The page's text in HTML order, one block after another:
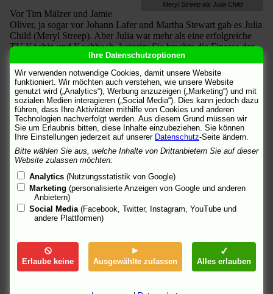
Meryl Streep als Julia Child
Vor Tim Mälzer und Jamie
Oliver, ja sogar vor Johann Lafer und Martha Stewart gab es Julia
Child (Meryl Streep). Aber Julia war mehr als eine erfolgreiche
TV-Köchin und Kochbuch-Autorin: Sie brachte die Finesse der
französischen Küche in die USA und machte die Haute Cuisine
im Land der unbegrenzten Möglichkeiten populär. Allerdings
entdeckt Julia erst langsam ihre Leidenschaft für Essen und
Kochen.
Nachdem ihr Mann Paul (Stanley Tucci) im Jahr 1948 nach
Frankreich versetzt wurde, sucht die lebensfrohe, umtriebige
Amerikanerin nach einem Weg, ihrem Leben einen neuen
Schwung zu geben - und entdeckt die Freuden des Kochens. Mit
Erfolg: Julia Childs Kochbuch "Mastering the Art of French
TV-Moderatorin revolutioniert damit die amerikanische
Kochkultur …
Neuer Schwung im Leben - das wünscht sich rund fünfzig Jahre
später auch Julie Powell (Amy Adams). Ihr berufliches Dasein im
Energie sinnvoll einzusetzen, nimmt sich Julie vor, innerhalb
eines Jahres sämtliche 524 Rezepte aus Julia Childs berühmtem
Kochbuch nachzukochen. In einem Internet-Blog will sie ihre
Ihre Datenschutzoptionen
Wir verwenden notwendige Cookies, damit unsere Website
funktioniert. Wir möchten auch verstehen, wie unsere Website
genutzt wird („Analytics“), Werbung anzuzeigen („Marketing“) und mit
sozialen Medien interagieren („Social Media“). Dies kann jedoch dazu
führen, dass Ihre Aktivitäten mithilfe von Cookies und anderen
Technologien nachverfolgt werden. Aus diesem Grund müssen wir
Sie um Erlaubnis bitten, diese Inhalte einzubeziehen. Sie können
Ihre Einstellungen jederzeit auf unserer Datenschutz-Seite ändern.
Bitte wählen Sie aus, welche Inhalte von Drittanbietern Sie auf dieser
Website zulassen möchten:
Analytics (Nutzungsstatistik von Google)
Marketing (personalisierte Anzeigen von Google und anderen
Anbietern)
Social Media (Facebook, Twitter, Instagram, YouTube und
andere Plattformen)
Erlaube keine Ausgewählte zulassen Alles erlauben